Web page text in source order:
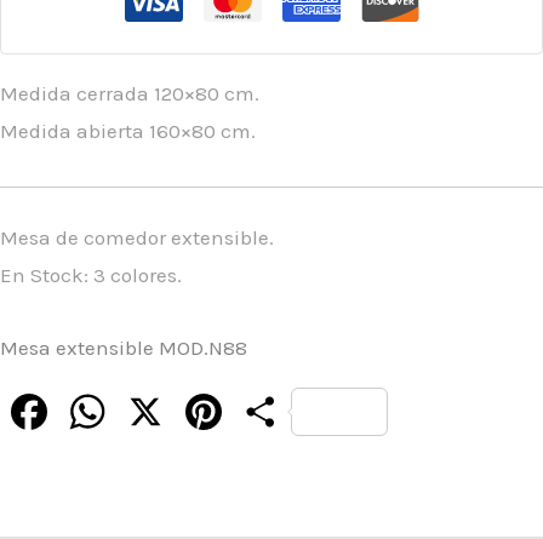
Medida cerrada 120×80 cm.
Medida abierta 160×80 cm.
Mesa de comedor extensible.
En Stock: 3 colores.
Mesa extensible MOD.N88
FacebookWhatsApp PinterestCompartir